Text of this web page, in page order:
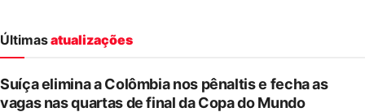
Últimasatualizações
Suíça elimina a Colômbia nos pênaltis e fecha as
vagas nas quartas de final da Copa do Mundo